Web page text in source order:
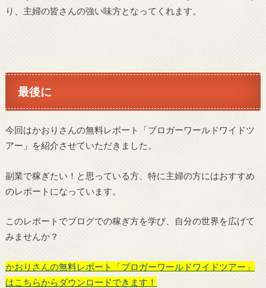
り、主婦の皆さんの強い味方となってくれます。
最後に
今回はかおりさんの無料レポート「ブロガーワールドワイドツ
アー」を紹介させていただきました。
副業で稼ぎたい！と思っている方、特に主婦の方にはおすすめ
のレポートになっています。
このレポートでブログでの稼ぎ方を学び、自分の世界を広げて
みませんか？
かおりさんの無料レポート「ブロガーワールドワイドツアー」
はこちらからダウンロードできます！